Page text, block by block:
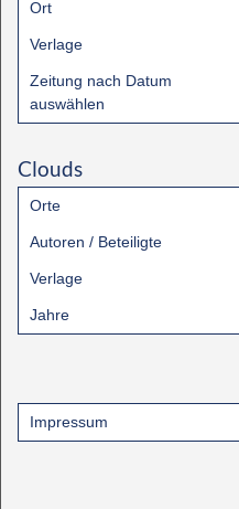
Ort
Verlage
Zeitung nach Datum
auswählen
Clouds
Orte
Autoren / Beteiligte
Verlage
Jahre
Impressum